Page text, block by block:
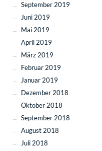
September 2019
Juni 2019
Mai 2019
April 2019
März 2019
Februar 2019
Januar 2019
Dezember 2018
Oktober 2018
September 2018
August 2018
Juli 2018